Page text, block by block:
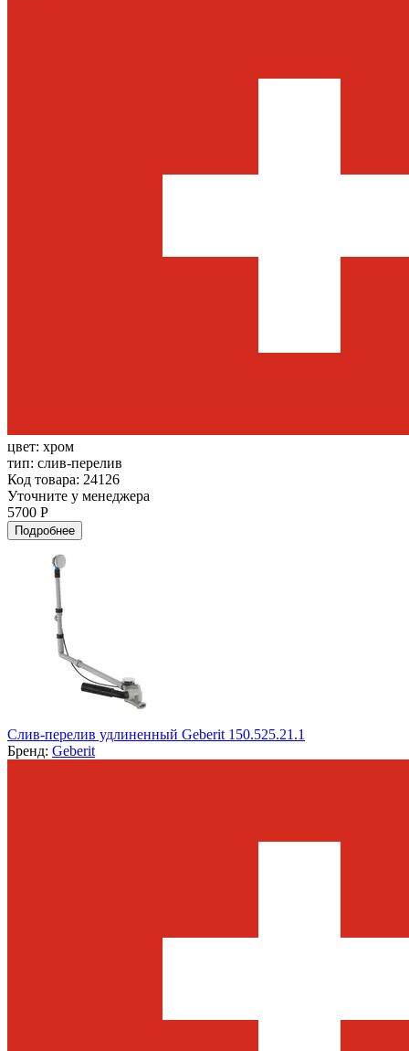
цвет: хром
тип: слив-перелив
Код товара: 24126
Уточните у менеджера
5700 Р
Подробнее
Слив-перелив удлиненный Geberit 150.525.21.1
Бренд: Geberit